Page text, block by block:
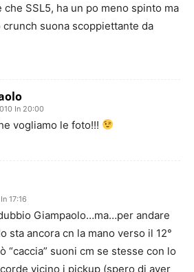
che SSL5, ha un po meno spinto ma
crunch suona scoppiettante da
In 20:00
vogliamo le foto!!!
17:16
Giampaolo…ma…per andare
sta ancora cn la mano verso il 12°
“caccia” suoni cm se stesse con lo
vicino i pickup (spero di aver